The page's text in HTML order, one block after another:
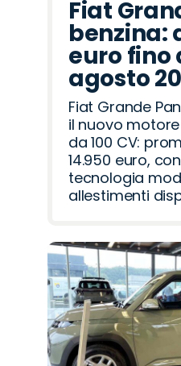
Fiat
benzina:
euro fino
agosto
Fiat Grande
il nuovo
da 100 CV:
14.950 euro,
tecnologia
allestimenti